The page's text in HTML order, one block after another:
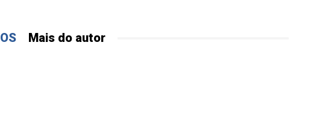
Mais do autor